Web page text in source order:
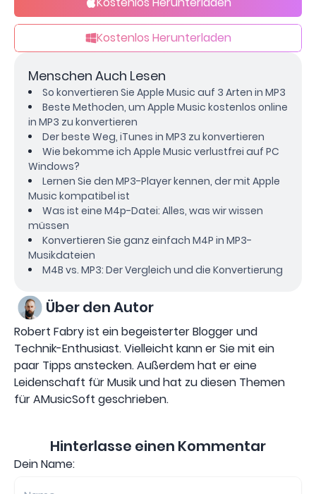
Kostenlos Herunterladen
Menschen Auch Lesen
So konvertieren Sie Apple Music auf 3 Arten in MP3
Beste Methoden, um Apple Music kostenlos online
in MP3 zu konvertieren
Der beste Weg, iTunes in MP3 zu konvertieren
Wie bekomme ich Apple Music verlustfrei auf PC
Windows?
Lernen Sie den MP3-Player kennen, der mit Apple
Music kompatibel ist
Was ist eine M4p-Datei: Alles, was wir wissen
müssen
Konvertieren Sie ganz einfach M4P in MP3-
Musikdateien
M4B vs. MP3: Der Vergleich und die Konvertierung
Über den Autor
Robert Fabry ist ein begeisterter Blogger und
Technik-Enthusiast. Vielleicht kann er Sie mit ein
paar Tipps anstecken. Außerdem hat er eine
Leidenschaft für Musik und hat zu diesen Themen
für AMusicSoft geschrieben.
Hinterlasse einen Kommentar
Dein Name: